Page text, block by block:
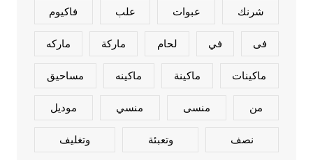
شرنك عبوات علب فاكيوم
فى في لحام ماركة ماركه
ماكينات ماكينة ماكينه مساحيق
من منسى منسي موديل
نصف وتعبئة وتغليف